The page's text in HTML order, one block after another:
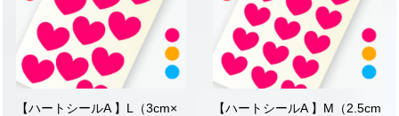
【ハートシールA 】L（3cm×
【ハートシールA 】M（2.5cm